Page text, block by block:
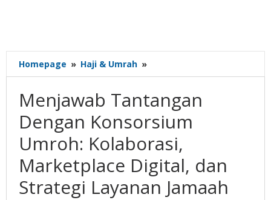
Homepage » Haji & Umrah »
Tantangan
Konsorsium
Umroh:
Kolaborasi,
Marketplace
Digital,
dan
Strategi
Layanan
Menjawab Tantangan
Dengan Konsorsium
Umroh: Kolaborasi,
Marketplace Digital, dan
Strategi Layanan Jamaah